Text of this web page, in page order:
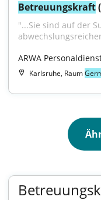
Betreuungskraft
"...Sie sind auf der
ARWA
Karlsruhe, Raum